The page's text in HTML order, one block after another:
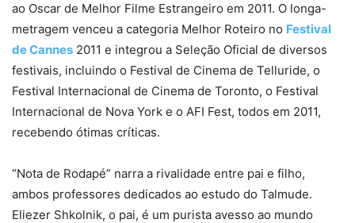
ao Oscar de Melhor Filme Estrangeiro em 2011. O longa-
metragem venceu a categoria Melhor Roteiro no Festival
de Cannes 2011 e integrou a Seleção Oficial de diversos
festivais, incluindo o Festival de Cinema de Telluride, o
Festival Internacional de Cinema de Toronto, o Festival
Internacional de Nova York e o AFI Fest, todos em 2011,
recebendo ótimas críticas.
“Nota de Rodapé” narra a rivalidade entre pai e filho,
ambos professores dedicados ao estudo do Talmude.
Eliezer Shkolnik, o pai, é um purista avesso ao mundo